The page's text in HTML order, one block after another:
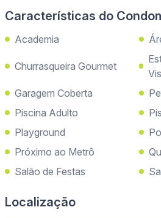
Características do
Academia
Churrasqueira Gourmet
Garagem Coberta
Piscina Adulto
Playground
Próximo ao Metrô
Salão de Festas
Localização